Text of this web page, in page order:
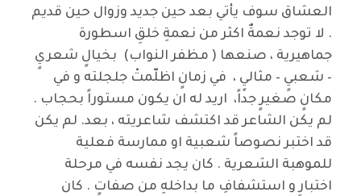
العشاق سوف يأتي بعد حين جديد وزوال حين قديم
. لا توجد نعمةٌ اكثر من نعمةِ خلقِ اسطورة
جماهيرية ، صنعها ( مظفر النواب) بخيالٍ شعريٍ
– شعبيٍ – مثاليٍ ، في زمانٍ اظلّمتْ جلجلته و في
مكانٍ صغيرٍ جداً، اريد له ان يكون مستوراً بحجاب .
لم يكن الشاعر قد اكتشف شاعريته ، بعد. لم يكن
قد اختبر نصوصاً شعبية او ممارسة فعلية
للموهبة الشعرية . كان يجد نفسه في مرحلة
اختبارِ و استشفافِ ما بداخلهِ من صفاتٍ . كان